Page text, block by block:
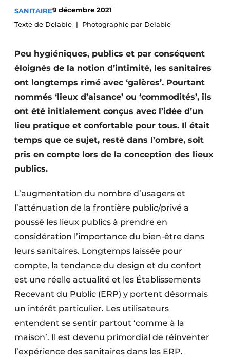
S’inscrire à l’événement
S’inscrire
Video’s
SANITAIRE9 décembre 2021
Texte de Delabie
Photographie par Delabie
Peu hygiéniques, publics et par conséquent
éloignés de la notion d’intimité, les sanitaires
ont longtemps rimé avec ‘galères’. Pourtant
nommés ‘lieux d’aisance’ ou ‘commodités’, ils
ont été initialement conçus avec l’idée d’un
lieu pratique et confortable pour tous. Il était
temps que ce sujet, resté dans l’ombre, soit
pris en compte lors de la conception des lieux
publics.
L’augmentation du nombre d’usagers et
l’atténuation de la frontière public/privé a
poussé les lieux publics à prendre en
considération l’importance du bien-être dans
leurs sanitaires. Longtemps laissée pour
compte, la tendance du design et du confort
est une réelle actualité et les Établissements
Recevant du Public (ERP) y portent désormais
un intérêt particulier. Les utilisateurs
entendent se sentir partout ‘comme à la
maison’. Il est devenu primordial de réinventer
l’expérience des sanitaires dans les ERP.